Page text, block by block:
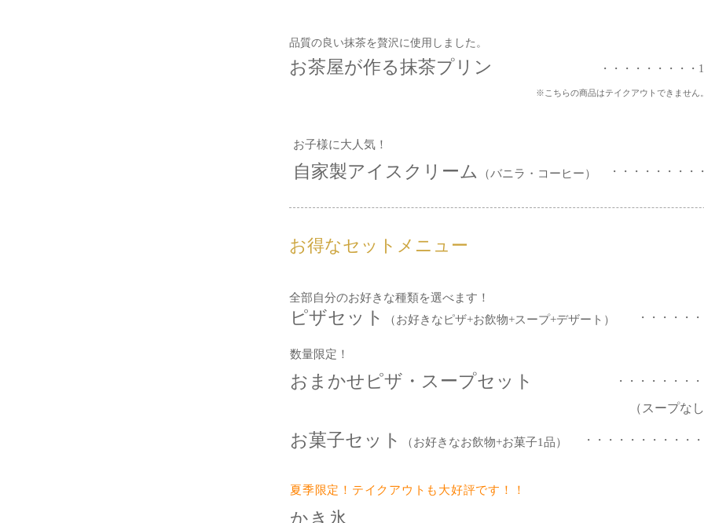
品質の良い抹茶を贅沢に使用しました。
お茶屋が作る抹茶プリン ・・・・・・・・
※こちらの商品はテイクアウトできません
お子様に大人気！
自家製アイスクリーム （バニラ・コーヒー） ・・・・・・・
お得なセットメニュー
全部自分のお好きな種類を選べます！
ピザセット （お好きなピザ+お飲物+スープ+デザート） ・・・・・・
数量限定！
おまかせピザ・スープセット ・・・・・・・・
（スープな
お菓子セット （お好きなお飲物+お菓子1品） ・・・・・・・・・・・
夏季限定！テイクアウトも大好評です！！
かき氷